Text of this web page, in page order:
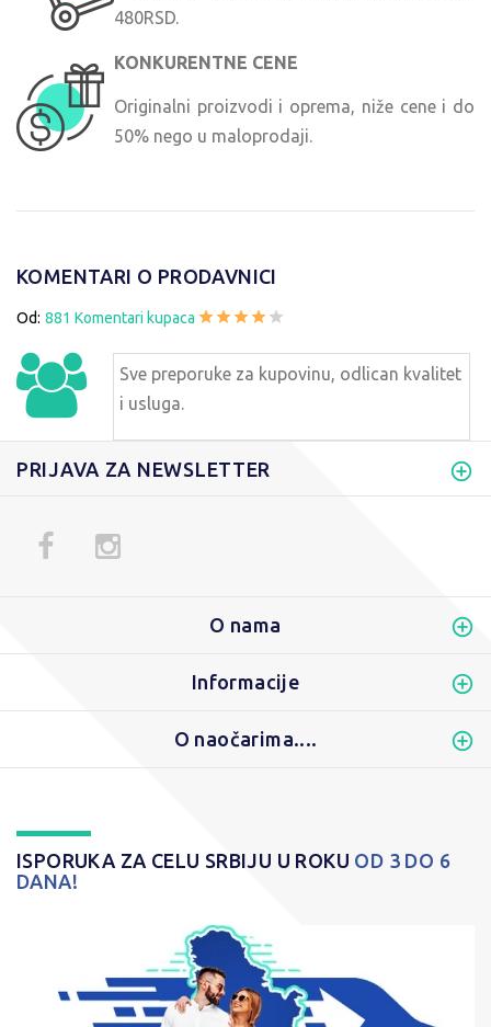
480RSD.
KONKURENTNE CENE
Originalni proizvodi i oprema, niže cene i do
50% nego u maloprodaji.
KOMENTARI O PRODAVNICI
Od: 881 Komentari kupaca
Sve preporuke za kupovinu, odlican kvalitet
i usluga.
PRIJAVA ZA NEWSLETTER
O nama
Informacije
O naočarima....
ISPORUKA ZA CELU SRBIJU U ROKU OD 3 DO 6
DANA!